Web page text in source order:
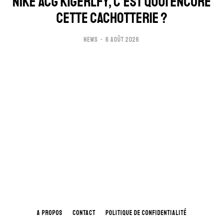
CETTE CACHOTTERIE ?
NEWS 6 AOÛT 2026
A PROPOS CONTACT POLITIQUE DE CONFIDENTIALITÉ